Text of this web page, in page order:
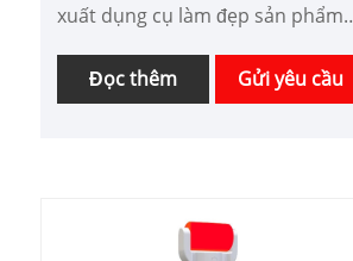
xuất dụng cụ làm đẹp sản phẩm
hơn 10 năm. Chúng tôi có thể tùy
chỉnh các sản phẩm chăm sóc cá
hợp tác kinh doanh với bạn.
Đọc thêm Gửi yêu cầu